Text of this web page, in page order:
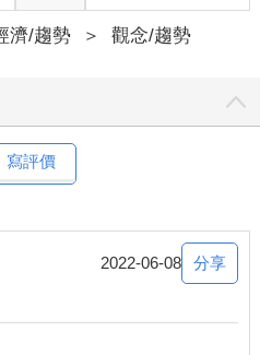
這種服務的平臺。
須付出全心全意經營，但他無
。同時，政府當局也開始將比特
逐漸壓迫。
年來到日本並成立伺服器管理公
只是諮詢管理建議，最後卻低價
」這句話用來形容這個情況再適
小生意的興趣。他清楚馬克對比
特幣交易平臺，那個人非他莫
「我敢肯定自己能設計出用日元
濟/趨勢 ＞ 觀念/趨勢
寫評價
2022-06-08 分享